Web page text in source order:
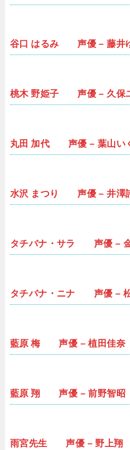
谷口 はるみ 声優 – 藤井
桃木 野姫子 声優 – 久保
丸田 加代 声優 – 葉山い
水沢 まつり 声優 – 井澤
タチバナ・サラ 声優 –
タチバナ・ニナ 声優 –
藍原 梅 声優 – 植田佳奈
藍原 翔 声優 – 前野智昭
雨宮先生 声優 – 野上翔